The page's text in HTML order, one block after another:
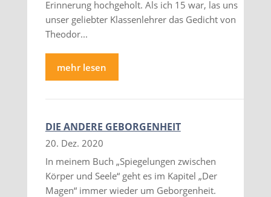
Erinnerung hochgeholt. Als ich 15 war, las uns
unser geliebter Klassenlehrer das Gedicht von
Theodor...
mehr lesen
DIE ANDERE GEBORGENHEIT
20. Dez. 2020
In meinem Buch „Spiegelungen zwischen
Körper und Seele“ geht es im Kapitel „Der
Magen“ immer wieder um Geborgenheit.